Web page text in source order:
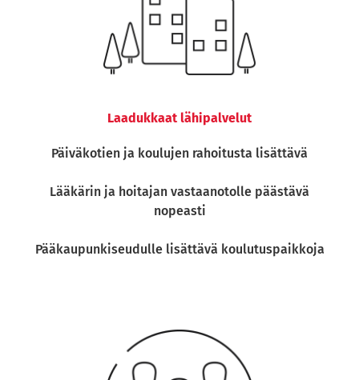
Laadukkaat lähipalvelut
Päiväkotien ja koulujen rahoitusta lisättävä
Lääkärin ja hoitajan vastaanotolle päästävä
nopeasti
Pääkaupunkiseudulle lisättävä koulutuspaikkoja